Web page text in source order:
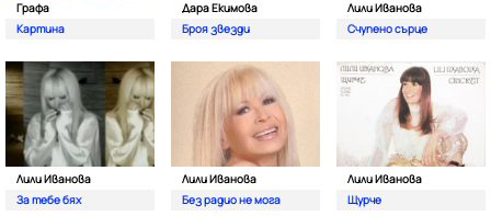
Графа
Картина
Дара Екимова
Броя звезди
Лили Иванова
Счупено сърце
Лили Иванова
За тебе бях
Лили Иванова
Без радио не мога
Лили Иванова
Щурче